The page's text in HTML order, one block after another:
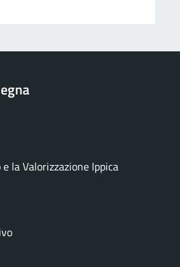
la Valorizzazione Ippica